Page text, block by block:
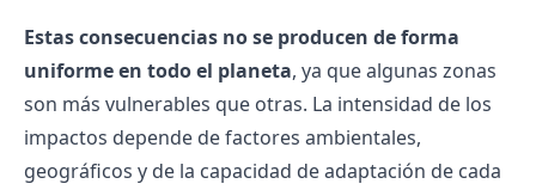
Estas consecuencias no se producen de forma
uniforme en todo el planeta, ya que algunas zonas
son más vulnerables que otras. La intensidad de los
impactos depende de factores ambientales,
geográficos y de la capacidad de adaptación de cada